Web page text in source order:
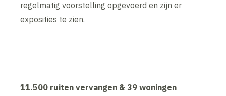
regelmatig voorstelling opgevoerd en zijn er
exposities te zien.
11.500 ruiten vervangen & 39 woningen